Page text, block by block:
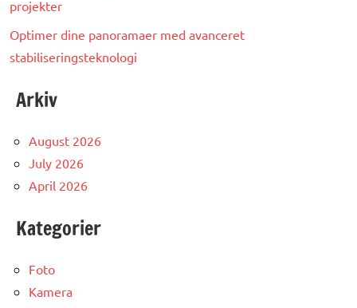
projekter
Optimer dine panoramaer med avanceret
stabiliseringsteknologi
Arkiv
August 2026
July 2026
April 2026
Kategorier
Foto
Kamera